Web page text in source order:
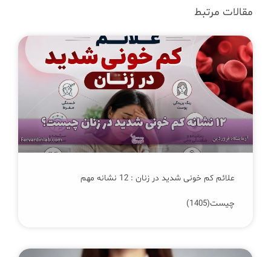
مقالات مرتبط
علائم کم‌ خونی شدید در زنان : 12 نشانه مهم
چیست(1405)